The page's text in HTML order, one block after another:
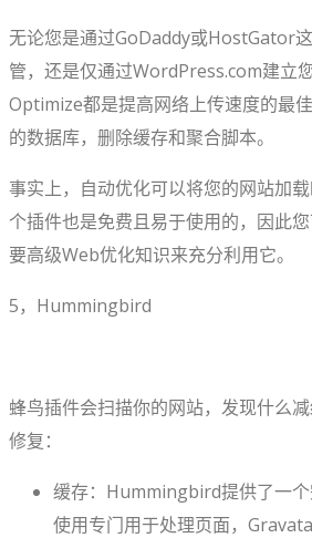
无论您是通过GoDaddy或HostGator
管，还是仅通过WordPress.com建立
Optimize都是提高网络上传速度的最
的数据库，删除缓存和聚合脚本。
事实上，自动优化可以将您的网站加
个插件也是免费且易于使用的，因此
要高级Web优化知识来充分利用它。
5，Hummingbird
蜂鸟插件会扫描你的网站，发现什么
修复：
缓存：Hummingbird提供了一
使用专门用于处理页面，